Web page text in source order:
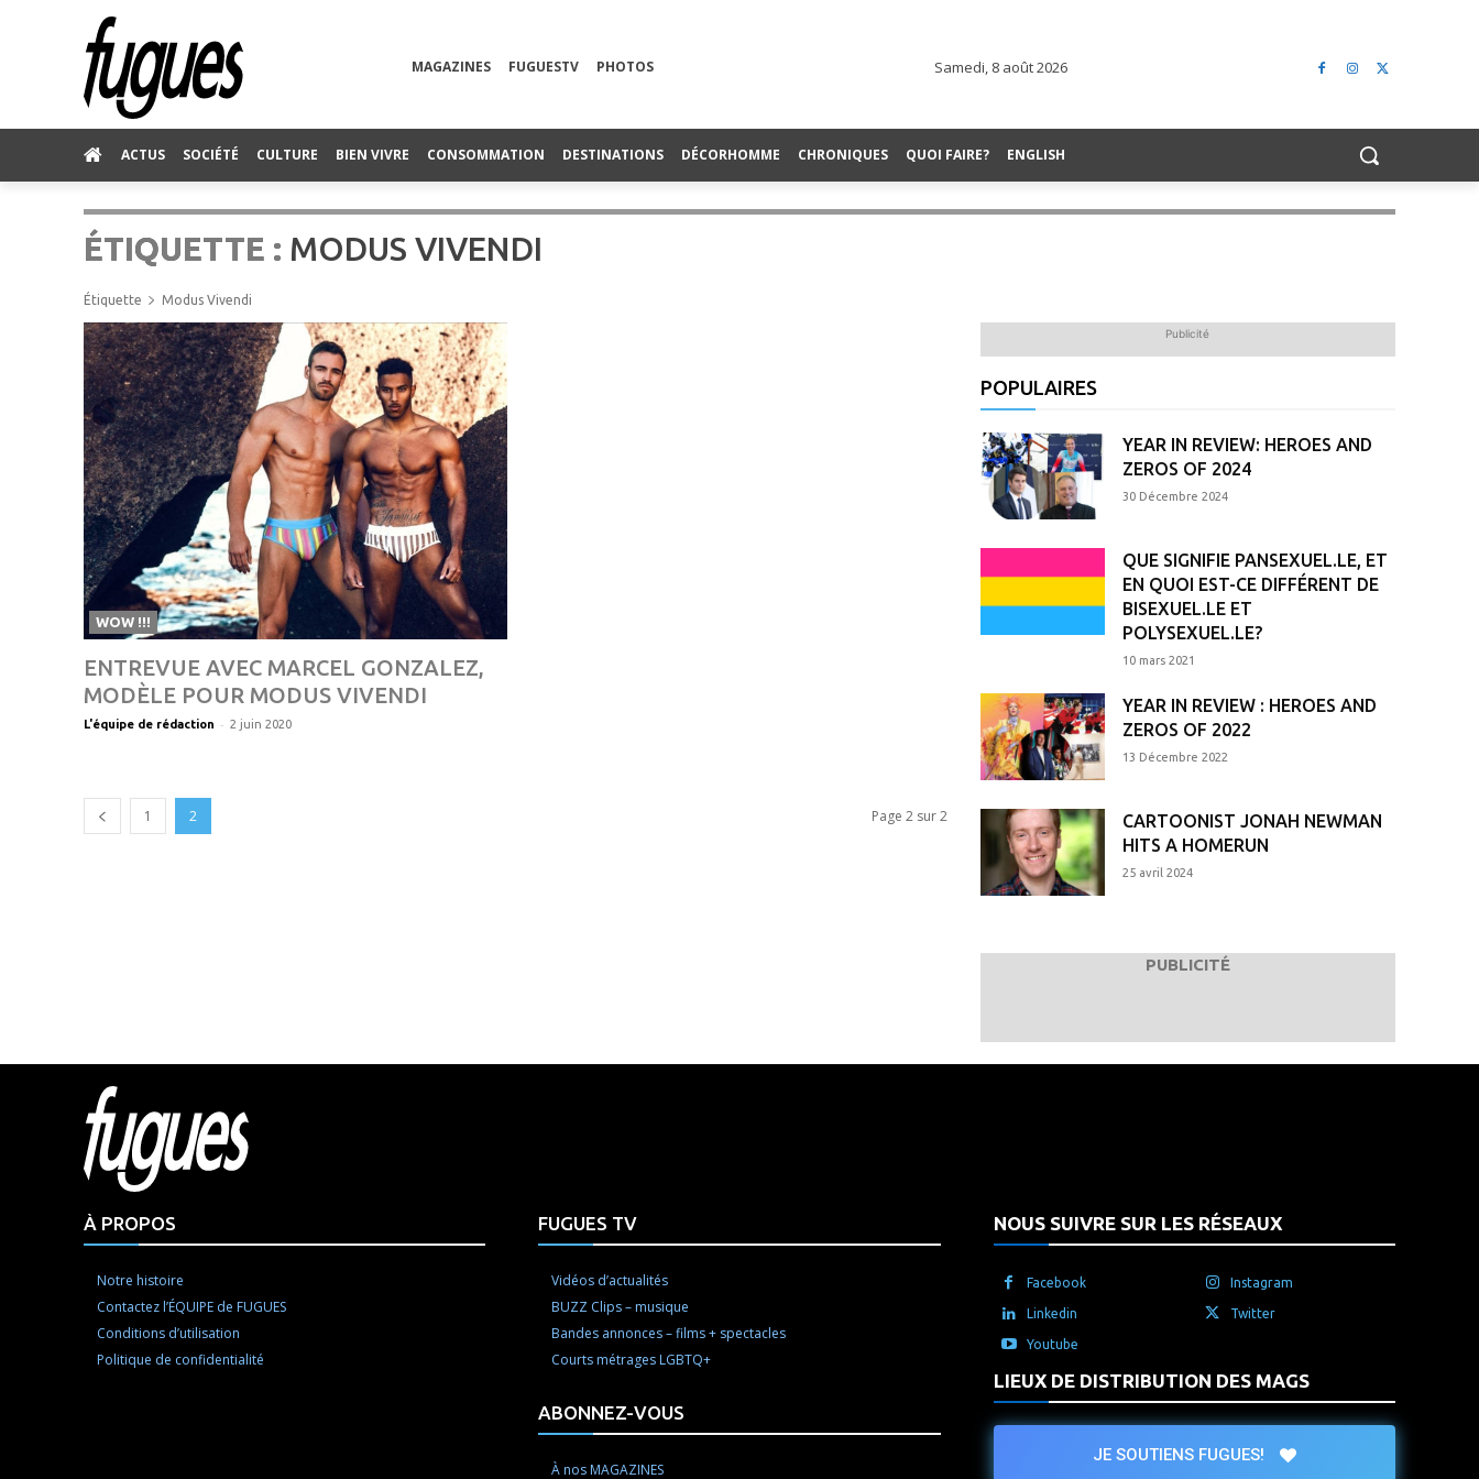
MAGAZINES FUGUESTV PHOTOS Samedi, 8 août 2026
ACTUS SOCIÉTÉ CULTURE BIEN VIVRE CONSOMMATION DESTINATIONS DÉCORHOMME CHRONIQUES QUOI FAIRE? ENGLISH
ÉTIQUETTE : MODUS VIVENDI
Étiquette Modus Vivendi
WOW !!!
ENTREVUE AVEC MARCEL GONZALEZ,
MODÈLE POUR MODUS VIVENDI
L'équipe de rédaction - 2 juin 2020
1 2 Page 2 sur 2
Publicité
POPULAIRES
YEAR IN REVIEW: HEROES AND
ZEROS OF 2024
30 Décembre 2024
QUE SIGNIFIE PANSEXUEL.LE, ET
EN QUOI EST-CE DIFFÉRENT DE
BISEXUEL.LE ET
POLYSEXUEL.LE?
10 mars 2021
YEAR IN REVIEW : HEROES AND
ZEROS OF 2022
13 Décembre 2022
CARTOONIST JONAH NEWMAN
HITS A HOMERUN
25 avril 2024
PUBLICITÉ
À PROPOS
Notre histoire
Contactez l’ÉQUIPE de FUGUES
Conditions d’utilisation
Politique de confidentialité
FUGUES TV
Vidéos d’actualités
BUZZ Clips – musique
Bandes annonces – films + spectacles
Courts métrages LGBTQ+
ABONNEZ-VOUS
À nos MAGAZINES
NOUS SUIVRE SUR LES RÉSEAUX
Facebook Instagram
Linkedin Twitter
Youtube
LIEUX DE DISTRIBUTION DES MAGS
JE SOUTIENS FUGUES!